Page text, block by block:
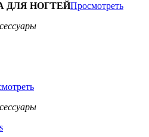
ДЛЯ НОГТЕЙПросмотреть